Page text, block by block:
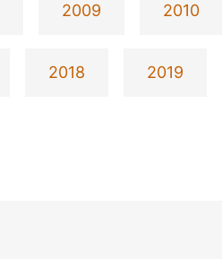
2009 2010
2018 2019